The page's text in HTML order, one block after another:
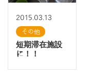
2015.03.13
その他
短期滞在施設
に！！